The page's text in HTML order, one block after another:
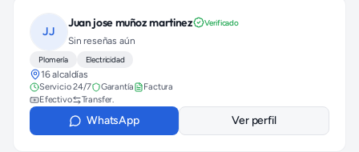
JJ
Juan jose muñoz martinez Verificado
Sin reseñas aún
Plomería Electricidad
16 alcaldías
Servicio 24/7 Garantía
Factura
Efectivo
Transfer.
WhatsApp Ver perfil